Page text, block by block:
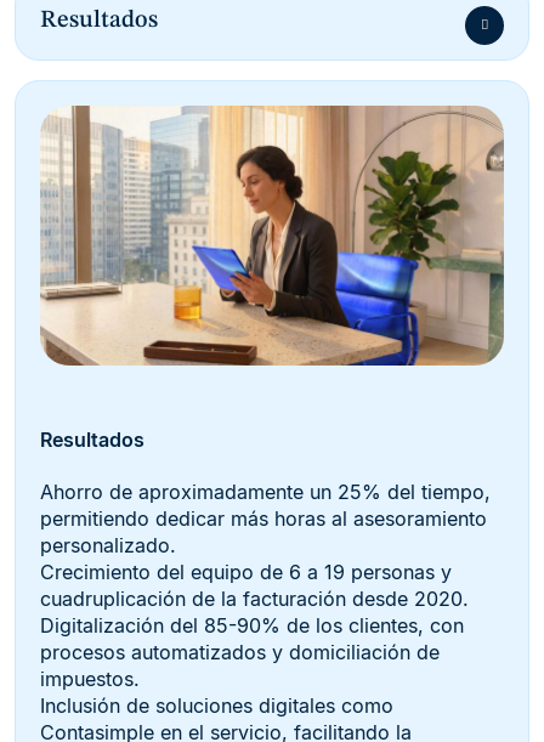
Resultados
Resultados
Ahorro de aproximadamente un 25% del tiempo,
permitiendo dedicar más horas al asesoramiento
personalizado.
Crecimiento del equipo de 6 a 19 personas y
cuadruplicación de la facturación desde 2020.
Digitalización del 85-90% de los clientes, con
procesos automatizados y domiciliación de
impuestos.
Inclusión de soluciones digitales como
Contasimple en el servicio, facilitando la